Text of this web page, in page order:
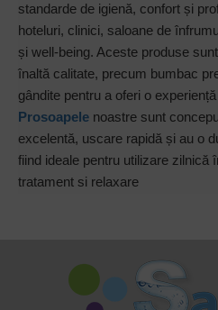
standarde de igienă, confort și
hoteluri, clinici, saloane de
și well-being. Aceste produse
înaltă calitate, precum bumbac
gândite pentru a oferi o
Prosoapele noastre sunt
excelentă, uscare rapidă și au o
fiind ideale pentru utilizare zilnică
tratament si relaxare